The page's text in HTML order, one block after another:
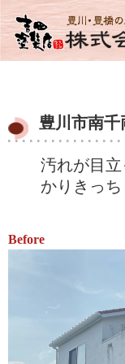
豊川市南
汚れが目
かりきっ
Before